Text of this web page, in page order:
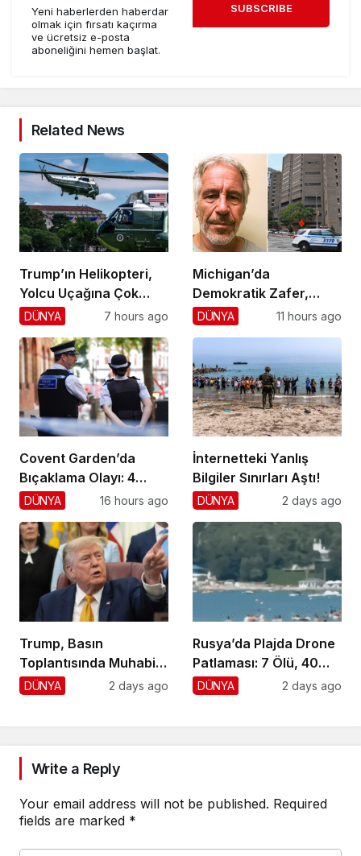
Yeni haberlerden haberdar
olmak için fırsatı kaçırma
ve ücretsiz e-posta
aboneliğini hemen başlat.
SUBSCRIBE
Related News
Trump’ın Helikopteri,
Yolcu Uçağına Çok
Yaklaştı!
DÜNYA 7 hours ago
Michigan’da
Demokratik Zafer,
Cumhuriyetçilere
DÜNYA 11 hours ago
Covent Garden’da
Bıçaklama Olayı: 4
Yaralı, 1 Gözaltı
DÜNYA 16 hours ago
İnternetteki Yanlış
Bilgiler Sınırları Aştı!
DÜNYA 2 days ago
Trump, Basın
Toplantısında Muhabiri
Fena Yerden Aldı
DÜNYA 2 days ago
Rusya’da Plajda Drone
Patlaması: 7 Ölü, 40
Yaralı
DÜNYA 2 days ago
Write a Reply
Your email address will not be published. Required
fields are marked *